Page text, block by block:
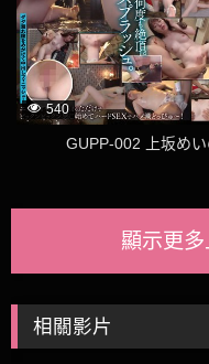
540
GUPP-002 上坂めい
顯示更
相關影片